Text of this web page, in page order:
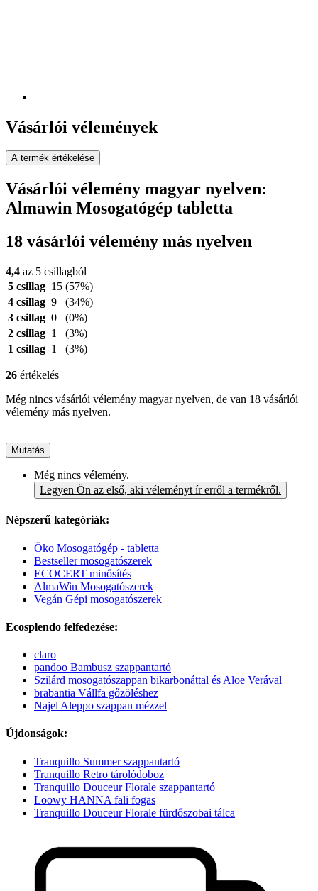
Vásárlói vélemények
A termék értékelése
Vásárlói vélemény magyar nyelven:
Almawin Mosogatógép tabletta
18 vásárlói vélemény más nyelven
4,4 az 5 csillagból
5 csillag 15 (57%)
4 csillag 9
(34%)
3 csillag 0
(0%)
2 csillag 1
(3%)
1 csillag 1 (3%)
26 értékelés
Még nincs vásárlói vélemény magyar nyelven, de van 18 vásárlói
vélemény más nyelven.
Mutatás
Még nincs vélemény.
Legyen Ön az első, aki véleményt ír erről a termékről.
Népszerű kategóriák:
Öko Mosogatógép - tabletta
Bestseller mosogatószerek
ECOCERT minősítés
AlmaWin Mosogatószerek
Vegán Gépi mosogatószerek
Ecosplendo felfedezése:
claro
pandoo Bambusz szappantartó
Szilárd mosogatószappan bikarbonáttal és Aloe Verával
brabantia Vállfa gőzöléshez
Najel Aleppo szappan mézzel
Újdonságok:
Tranquillo Summer szappantartó
Tranquillo Retro tárolódoboz
Tranquillo Douceur Florale szappantartó
Loowy HANNA fali fogas
Tranquillo Douceur Florale fürdőszobai tálca